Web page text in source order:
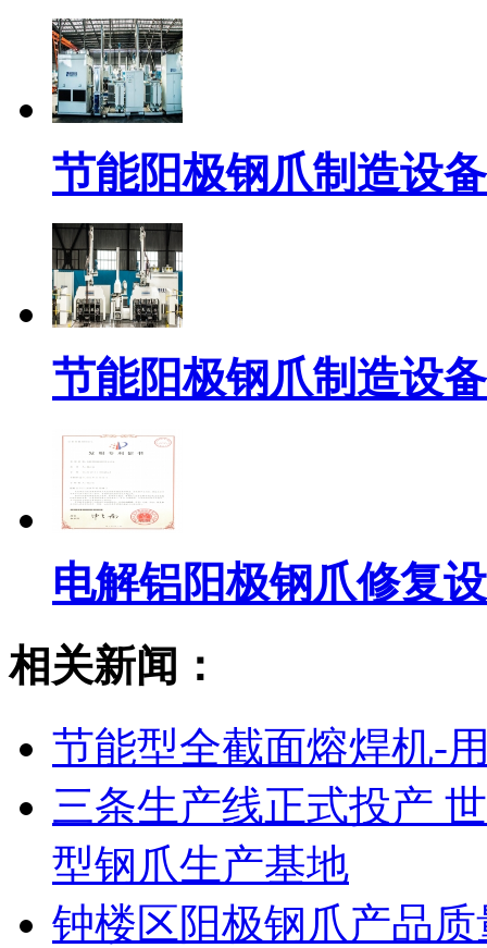
节能阳极钢爪制造设备
节能阳极钢爪制造设备
电解铝阳极钢爪修复设
相关新闻：
节能型全截面熔焊机-
三条生产线正式投产
型钢爪生产基地
钟楼区阳极钢爪产品质